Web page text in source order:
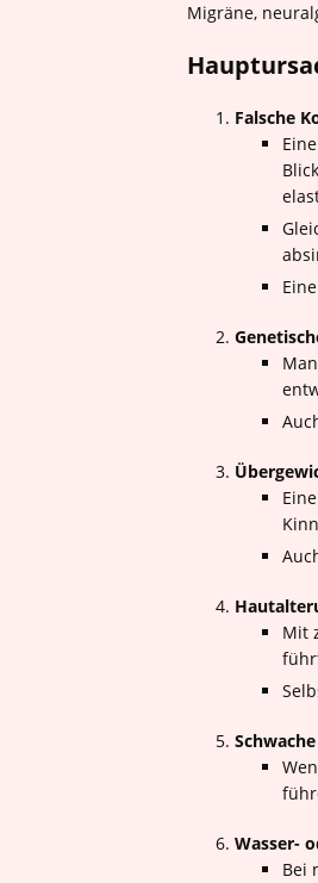
Migräne,
Falsche
Eine
Mit
Wasser-
Bei